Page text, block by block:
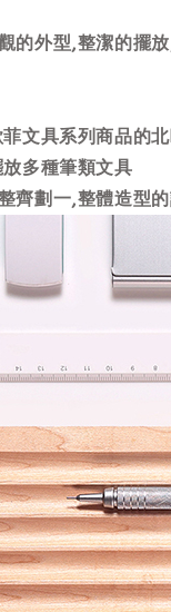
的外型,整潔的擺
文具系列商品的
多種筆類文具
齊劃一,整體造型